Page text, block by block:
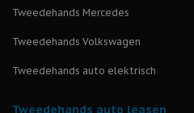
Tweedehands Mercedes
Tweedehands Volkswagen
Tweedehands auto elektrisch
Tweedehands auto leasen